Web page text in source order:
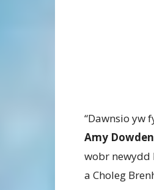
“Dawnsio yw
Amy
wobr newydd
a Choleg